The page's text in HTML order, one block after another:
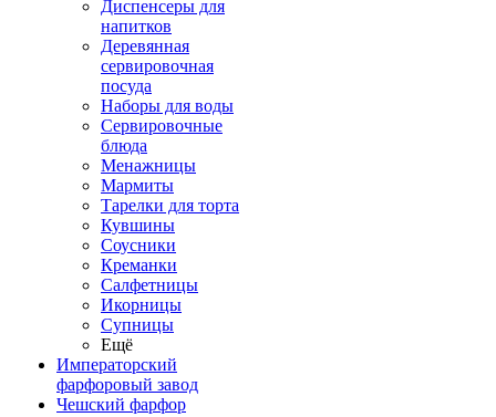
Диспенсеры для
напитков
Деревянная
сервировочная
посуда
Наборы для воды
Сервировочные
блюда
Менажницы
Мармиты
Тарелки для торта
Кувшины
Соусники
Креманки
Салфетницы
Икорницы
Супницы
Ещё
Императорский
фарфоровый завод
Чешский фарфор